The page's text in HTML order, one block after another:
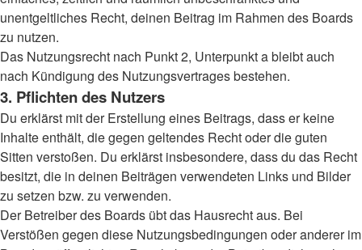
unentgeltliches Recht, deinen Beitrag im Rahmen des Boards
zu nutzen.
Das Nutzungsrecht nach Punkt 2, Unterpunkt a bleibt auch
nach Kündigung des Nutzungsvertrages bestehen.
3. Pflichten des Nutzers
Du erklärst mit der Erstellung eines Beitrags, dass er keine
Inhalte enthält, die gegen geltendes Recht oder die guten
Sitten verstoßen. Du erklärst insbesondere, dass du das Recht
besitzt, die in deinen Beiträgen verwendeten Links und Bilder
zu setzen bzw. zu verwenden.
Der Betreiber des Boards übt das Hausrecht aus. Bei
Verstößen gegen diese Nutzungsbedingungen oder anderer im